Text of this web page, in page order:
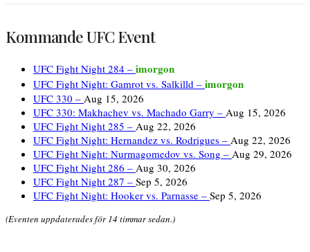
Kommande UFC Event
UFC Fight Night 284 – imorgon
UFC Fight Night: Gamrot vs. Salkilld – imorgon
UFC 330 – Aug 15, 2026
UFC 330: Makhachev vs. Machado Garry – Aug 15, 2026
UFC Fight Night 285 – Aug 22, 2026
UFC Fight Night: Hernandez vs. Rodrigues – Aug 22, 2026
UFC Fight Night: Nurmagomedov vs. Song – Aug 29, 2026
UFC Fight Night 286 – Aug 30, 2026
UFC Fight Night 287 – Sep 5, 2026
UFC Fight Night: Hooker vs. Parnasse – Sep 5, 2026
(Eventen uppdaterades för 14 timmar sedan.)